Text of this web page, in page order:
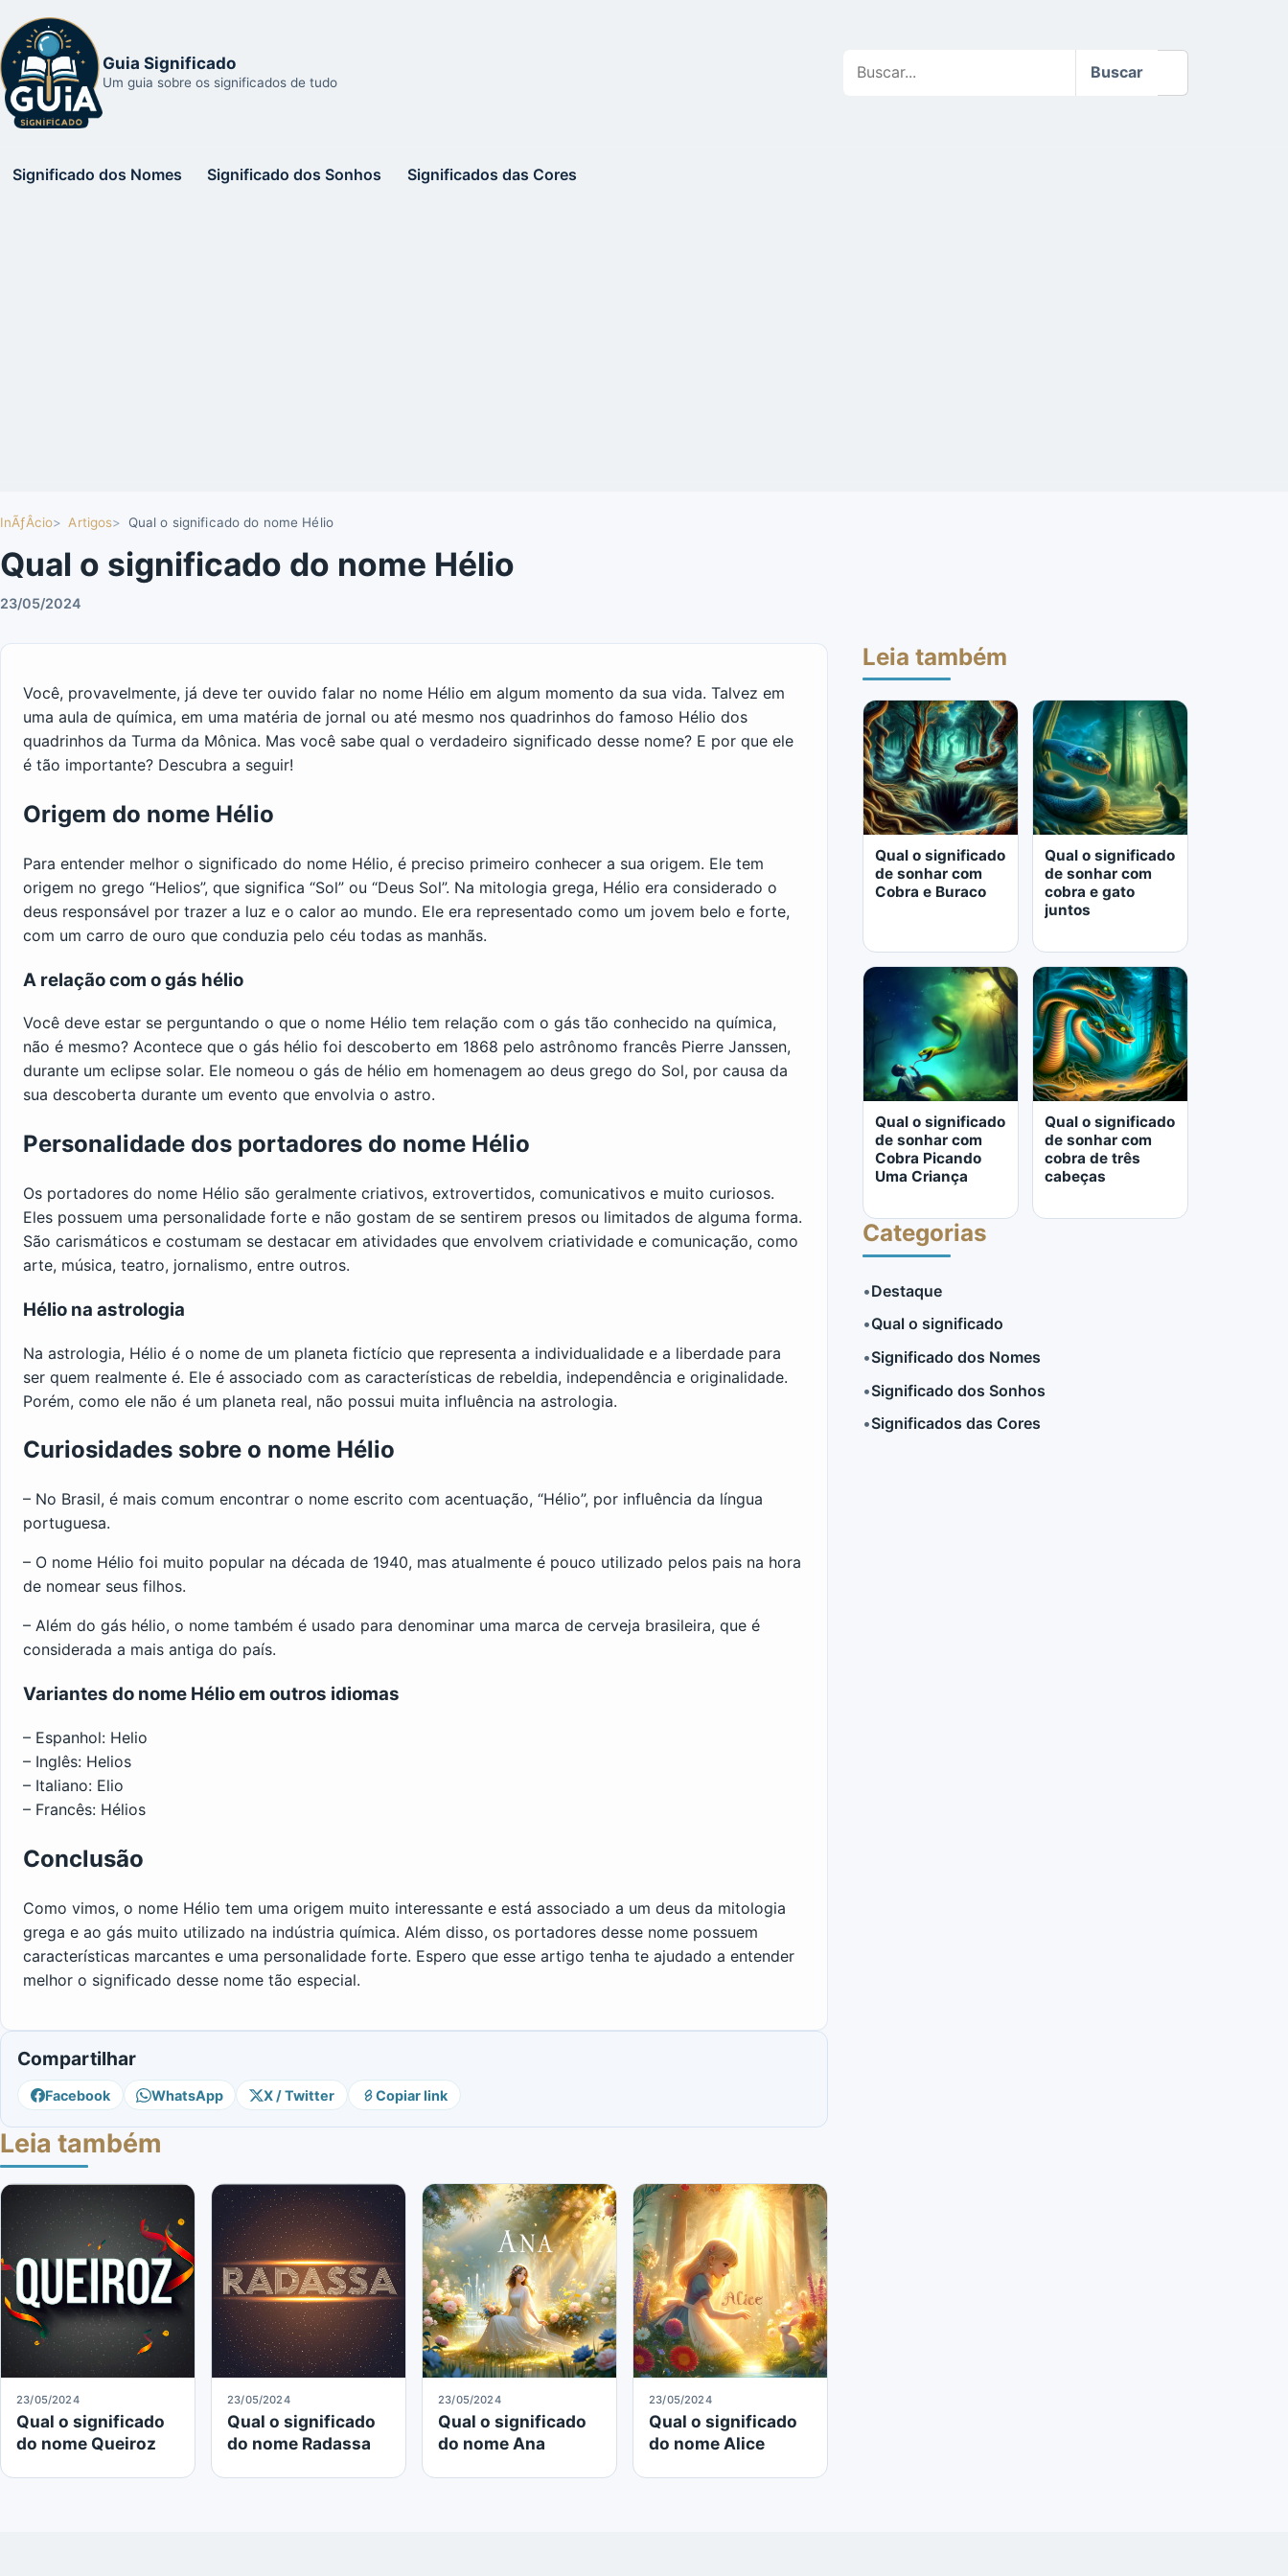
Guia Significado
Um guia sobre os significados de tudo
no
Buscar
Significado dos Nomes Significado dos Sonhos Significados das Cores
InÃƒÂ­cio Artigos Qual o significado do nome Hélio
Qual o significado do nome Hélio
23/05/2024
Você, provavelmente, já deve ter ouvido falar no nome Hélio em algum momento da sua vida. Talvez em
uma aula de química, em uma matéria de jornal ou até mesmo nos quadrinhos do famoso Hélio dos
quadrinhos da Turma da Mônica. Mas você sabe qual o verdadeiro significado desse nome? E por que ele
é tão importante? Descubra a seguir!
Origem do nome Hélio
Para entender melhor o significado do nome Hélio, é preciso primeiro conhecer a sua origem. Ele tem
origem no grego “Helios”, que significa “Sol” ou “Deus Sol”. Na mitologia grega, Hélio era considerado o
deus responsável por trazer a luz e o calor ao mundo. Ele era representado como um jovem belo e forte,
com um carro de ouro que conduzia pelo céu todas as manhãs.
A relação com o gás hélio
Você deve estar se perguntando o que o nome Hélio tem relação com o gás tão conhecido na química,
não é mesmo? Acontece que o gás hélio foi descoberto em 1868 pelo astrônomo francês Pierre Janssen,
durante um eclipse solar. Ele nomeou o gás de hélio em homenagem ao deus grego do Sol, por causa da
sua descoberta durante um evento que envolvia o astro.
Personalidade dos portadores do nome Hélio
Os portadores do nome Hélio são geralmente criativos, extrovertidos, comunicativos e muito curiosos.
Eles possuem uma personalidade forte e não gostam de se sentirem presos ou limitados de alguma forma.
São carismáticos e costumam se destacar em atividades que envolvem criatividade e comunicação, como
arte, música, teatro, jornalismo, entre outros.
Hélio na astrologia
Na astrologia, Hélio é o nome de um planeta fictício que representa a individualidade e a liberdade para
ser quem realmente é. Ele é associado com as características de rebeldia, independência e originalidade.
Porém, como ele não é um planeta real, não possui muita influência na astrologia.
Curiosidades sobre o nome Hélio
– No Brasil, é mais comum encontrar o nome escrito com acentuação, “Hélio”, por influência da língua
portuguesa.
– O nome Hélio foi muito popular na década de 1940, mas atualmente é pouco utilizado pelos pais na hora
de nomear seus filhos.
– Além do gás hélio, o nome também é usado para denominar uma marca de cerveja brasileira, que é
considerada a mais antiga do país.
Variantes do nome Hélio em outros idiomas
– Espanhol: Helio
– Inglês: Helios
– Italiano: Elio
– Francês: Hélios
Conclusão
Como vimos, o nome Hélio tem uma origem muito interessante e está associado a um deus da mitologia
grega e ao gás muito utilizado na indústria química. Além disso, os portadores desse nome possuem
características marcantes e uma personalidade forte. Espero que esse artigo tenha te ajudado a entender
melhor o significado desse nome tão especial.
Compartilhar
Facebook WhatsApp X / Twitter Copiar link
Leia também
23/05/2024
Qual o significado
do nome Queiroz
23/05/2024
Qual o significado
do nome Radassa
23/05/2024
Qual o significado
do nome Ana
23/05/2024
Qual o significado
do nome Alice
Leia também
Qual o significado
de sonhar com
Cobra e Buraco
LER MAIS
Qual o significado
de sonhar com
cobra e gato
juntos
LER MAIS
Qual o significado
de sonhar com
Cobra Picando
Uma Criança
LER MAIS
Qual o significado
de sonhar com
cobra de três
cabeças
Categorias
•Destaque
•Qual o significado
•Significado dos Nomes
•Significado dos Sonhos
•Significados das Cores